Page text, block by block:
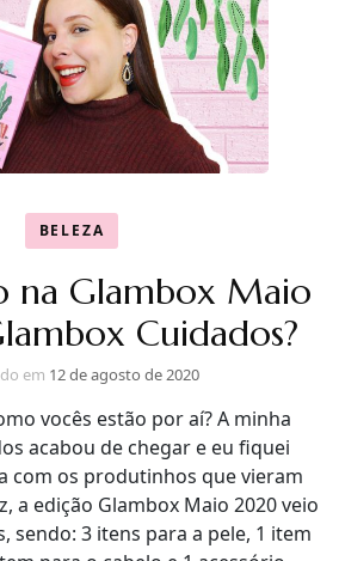
BELEZA
na Glambox Maio
Cuidados?
em 12 de agosto de 2020
vocês estão por aí? A minha
acabou de chegar e eu fiquei
com os produtinhos que vieram
a edição Glambox Maio 2020 veio
sendo: 3 itens para a pele, 1 item